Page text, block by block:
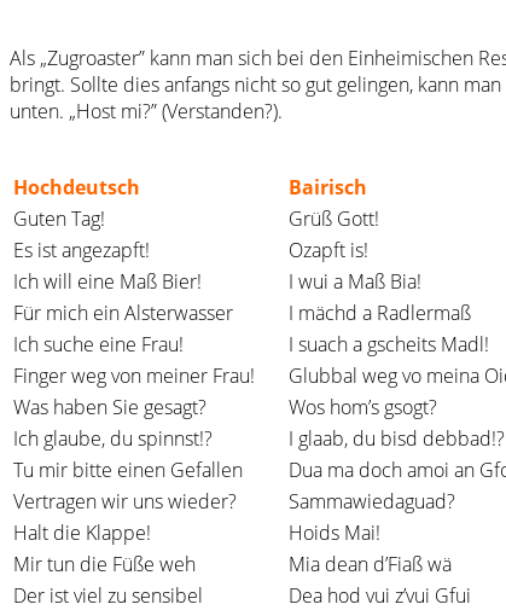
Als „Zugroaster” kann man sich bei den Einheimischen
bringt. Sollte dies anfangs nicht so gut gelingen, kann
unten. „Host mi?” (Verstanden?).
Hochdeutsch
Bairisch
Guten Tag!
Grüß Gott!
Es ist angezapft!
Ozapft is!
Ich will eine Maß Bier!
I wui a Maß Bia!
Für mich ein Alsterwasser
I mächd a Radlermaß
Ich suche eine Frau!
I suach a gscheits Madl!
Finger weg von meiner Frau!
Glubbal weg vo meina
Was haben Sie gesagt?
Wos hom’s gsogt?
Ich glaube, du spinnst!?
I glaab, du bisd debbad!?
Tu mir bitte einen Gefallen
Dua ma doch amoi an
Vertragen wir uns wieder?
Sammawiedaguad?
Halt die Klappe!
Hoids Mai!
Mir tun die Füße weh
Mia dean d’Fiaß wä
Der ist viel zu sensibel
Dea hod vui z’vui Gfui